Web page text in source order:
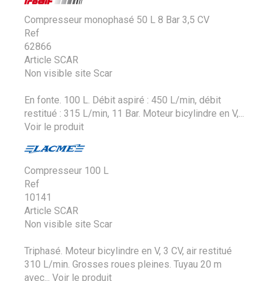
Compresseur monophasé 50 L 8 Bar 3,5 CV
Ref
62866
Article SCAR
Non visible site Scar
En fonte. 100 L. Débit aspiré : 450 L/min, débit
restitué : 315 L/min, 11 Bar. Moteur bicylindre en V,...
Voir le produit
Compresseur 100 L
Ref
10141
Article SCAR
Non visible site Scar
Triphasé. Moteur bicylindre en V, 3 CV, air restitué
310 L/min. Grosses roues pleines. Tuyau 20 m
avec...
Voir le produit